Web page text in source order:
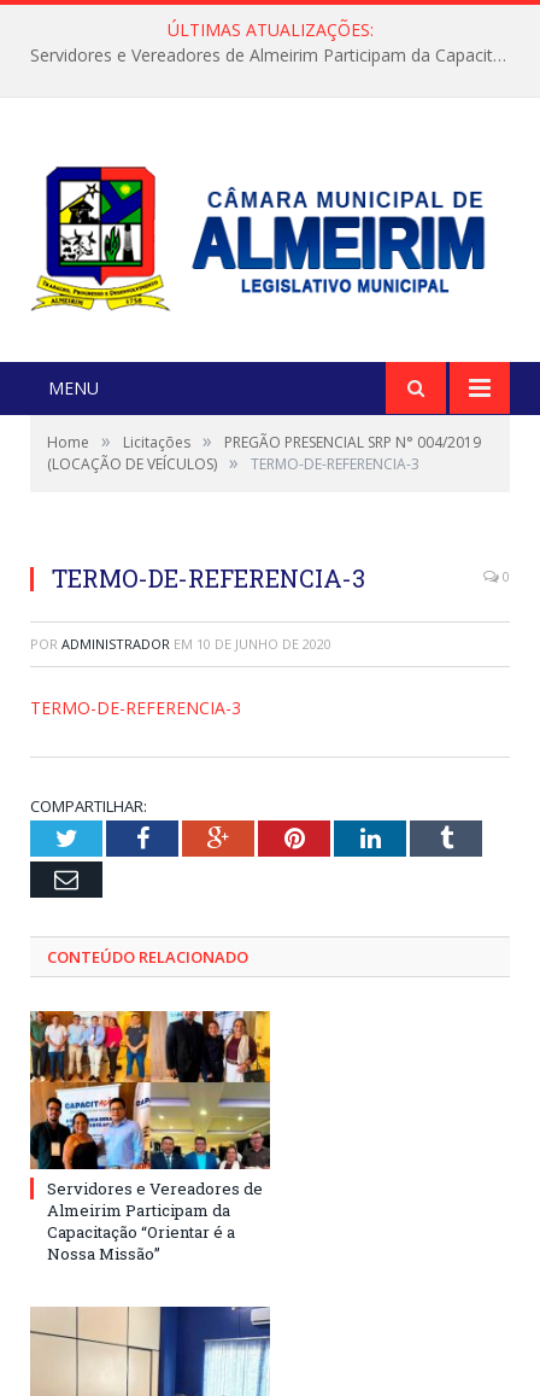
ÚLTIMAS ATUALIZAÇÕES:
Servidores e Vereadores de Almeirim Participam da Capacitação “Orientar é a Nossa Missão”
MENU
Home » Licitações »
PREGÃO PRESENCIAL SRP N° 004/2019
(LOCAÇÃO DE VEÍCULOS) » TERMO-DE-REFERENCIA-3
TERMO-DE-REFERENCIA-3 0
POR ADMINISTRADOR EM 10 DE JUNHO DE 2020
TERMO-DE-REFERENCIA-3
COMPARTILHAR:
TwitterFacebookGoogle+PinterestLinkedInTumblr
Email
CONTEÚDO RELACIONADO
Servidores e Vereadores de
Almeirim Participam da
Capacitação “Orientar é a
Nossa Missão”